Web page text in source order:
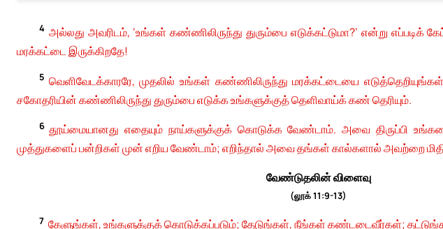
4 அல்லது அவரிடம், ‘உங்கள் கண்ணிலிருந்து துரும்பை எடுக்கட்டுமா?’ என்று
மரக்கட்டை இருக்கிறதே!
5 வெளிவேடக்காரரே, முதலில் உங்கள் கண்ணிலிருந்து மரக்கட்டையை
சகோதரியின் கண்ணிலிருந்து துரும்பை எடுக்க உங்களுக்குத் தெளிவாய்க் கண் தெரியும்.
6 தூய்மையானது எதையும் நாய்களுக்குக் கொடுக்க வேண்டாம். அவை திருப்பி
முத்துகளைப் பன்றிகள் முன் எறிய வேண்டாம்; எறிந்தால் அவை தங்கள் கால்களால் அவற்றை
வேண்டுதலின் விளைவு
(லூக் 11:9-13)
7 கேளுங்கள், உங்களுக்குக் கொடுக்கப்படும்; தேடுங்கள், நீங்கள் கண்டடைவீர்கள்;